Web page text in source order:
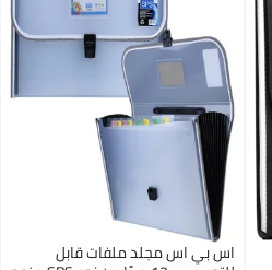
اس بي اس مجلد ملفات قابل